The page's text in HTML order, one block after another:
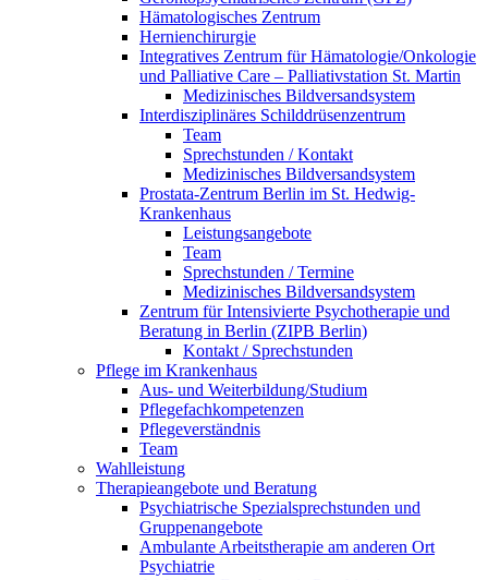
Hämatologisches Zentrum
Hernienchirurgie
Integratives Zentrum für Hämatologie/Onkologie
und Palliative Care – Palliativstation St. Martin
Medizinisches Bildversandsystem
Interdisziplinäres Schilddrüsenzentrum
Team
Sprechstunden / Kontakt
Medizinisches Bildversandsystem
Prostata-Zentrum Berlin im St. Hedwig-
Krankenhaus
Leistungsangebote
Team
Sprechstunden / Termine
Medizinisches Bildversandsystem
Zentrum für Intensivierte Psychotherapie und
Beratung in Berlin (ZIPB Berlin)
Kontakt / Sprechstunden
Pflege im Krankenhaus
Aus- und Weiterbildung/Studium
Pflegefachkompetenzen
Pflegeverständnis
Team
Wahlleistung
Therapieangebote und Beratung
Psychiatrische Spezialsprechstunden und
Gruppenangebote
Ambulante Arbeitstherapie am anderen Ort
Psychiatrie